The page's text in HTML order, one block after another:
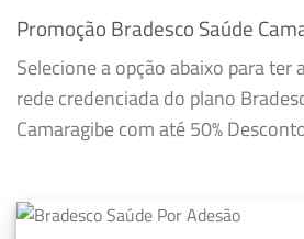
Promoção Bradesco Saúde
Selecione a opção abaixo para ter
rede credenciada do plano
Camaragibe com até 50%